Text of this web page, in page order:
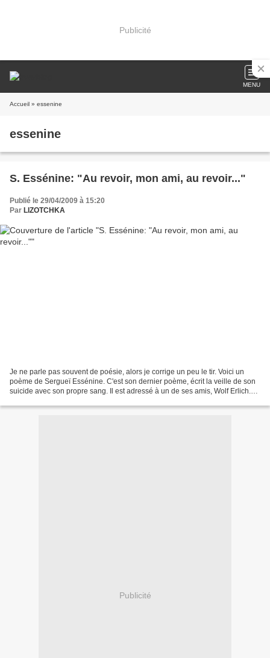
Publicité
MENU
Accueil » essenine
essenine
S. Essénine: "Au revoir, mon ami, au revoir..."
Publié le 29/04/2009 à 15:20
Par LIZOTCHKA
Je ne parle pas souvent de poésie, alors je corrige un peu le tir. Voici un
poème de Sergueï Essénine. C'est son dernier poème, écrit la veille de son
suicide avec son propre sang. Il est adressé à un de ses amis, Wolf Erlich.
Publicité